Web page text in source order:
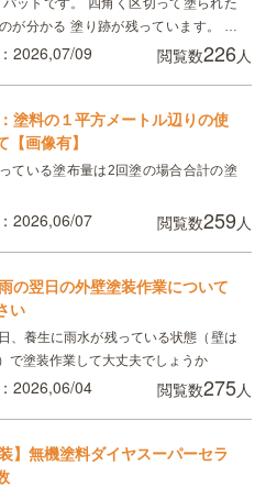
ットです。 四角く区切って塗られた
が分かる 塗り跡が残っています。 ハ
らは「1〜2年で馴染む、雨の後だから
2026,07/09 閲覧数226人
塗料の１平方メートル辺りの使
【画像有】
ている塗布量は2回塗の場合合計の塗
2026,06/07 閲覧数259人
の翌日の外壁塗装作業について
い
、養生に雨水が残っている状態（壁は
で塗装作業して大丈夫でしょうか
2026,06/04 閲覧数275人
】無機塗料ダイヤスーパーセラ